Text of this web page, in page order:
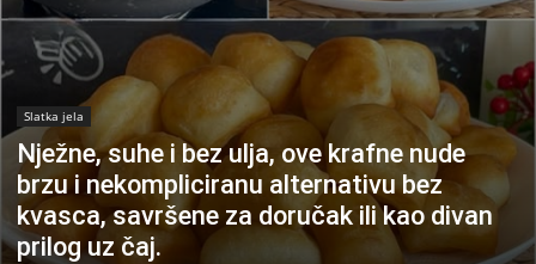
Slatka jela
Nježne, suhe i bez ulja, ove krafne nude
brzu i nekompliciranu alternativu bez
kvasca, savršene za doručak ili kao divan
prilog uz čaj.